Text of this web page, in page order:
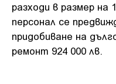
разходи в размер на
персонал се
придобиване на
ремонт 924 000 лв.